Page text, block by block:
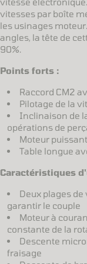
vitesses par boîte
les usinages
angles, la tête de
90%.
Points forts :
Raccord CM2
Pilotage de la
Inclinaison de
opérations de
Moteur
Table longue
Caractéristiques
Deux plages
garantir le couple
Moteur à
constante de la
Descente
fraisage